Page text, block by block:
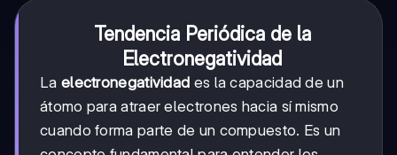
Tendencia Periódica de la
Electronegatividad
La electronegatividad es la capacidad de un
átomo para atraer electrones hacia sí mismo
cuando forma parte de un compuesto. Es un